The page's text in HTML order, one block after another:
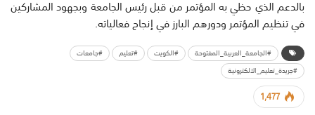
بالدعم الذي حظي به المؤتمر من قبل رئيس الجامعة وبجهود المشاركين
في تنظيم المؤتمر ودورهم البارز في إنجاح فعالياته.
#الجامعة_العربية_المفتوحة #الكويت #تعليم
#جامعات
#جريدة_تعليم_الالكترونية
1,477